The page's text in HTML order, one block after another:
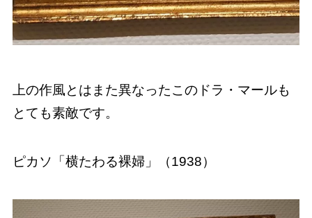
上の作風とはまた異なったこのドラ・マールも
とても素敵です。
ピカソ「横たわる裸婦」（1938）